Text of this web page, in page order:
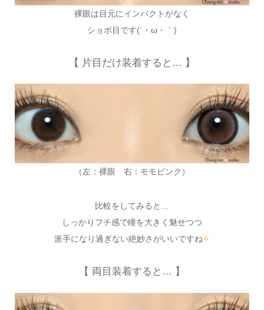
裸眼は目元にインパクトがなく
ショボ目です(´・ω・｀)
【 片目だけ装着すると… 】
（左：裸眼 右：モモピンク）
比較をしてみると…
しっかりフチ感で瞳を大きく魅せつつ
派手になり過ぎない絶妙さがいいですね✧
【 両目装着すると… 】